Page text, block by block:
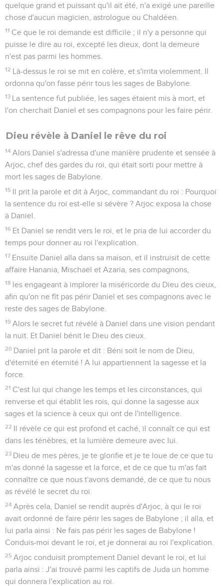
quelque grand et puissant qu'il ait été, n'a exigé une pareille
chose d'aucun magicien, astrologue ou Chaldéen.
11 Ce que le roi demande est difficile ; il n'y a personne qui
puisse le dire au roi, excepté les dieux, dont la demeure
n'est pas parmi les hommes.
12 Là-dessus le roi se mit en colère, et s'irrita violemment. Il
ordonna qu'on fasse périr tous les sages de Babylone.
13 La sentence fut publiée, les sages étaient mis à mort, et
l'on cherchait Daniel et ses compagnons pour les faire périr.
Dieu révèle à Daniel le rêve du roi
14 Alors Daniel s'adressa d'une manière prudente et sensée à
Arjoc, chef des gardes du roi, qui était sorti pour mettre à
mort les sages de Babylone.
15 Il prit la parole et dit à Arjoc, commandant du roi : Pourquoi
la sentence du roi est-elle si sévère ? Arjoc exposa la chose
à Daniel.
16 Et Daniel se rendit vers le roi, et le pria de lui accorder du
temps pour donner au roi l'explication.
17 Ensuite Daniel alla dans sa maison, et il instruisit de cette
affaire Hanania, Mischaël et Azaria, ses compagnons,
18 les engageant à implorer la miséricorde du Dieu des cieux,
afin qu'on ne fît pas périr Daniel et ses compagnons avec le
reste des sages de Babylone.
19 Alors le secret fut révélé à Daniel dans une vision pendant
la nuit. Et Daniel bénit le Dieu des cieux.
20 Daniel prit la parole et dit : Béni soit le nom de Dieu,
d'éternité en éternité ! A lui appartiennent la sagesse et la
force.
21 C'est lui qui change les temps et les circonstances, qui
renverse et qui établit les rois, qui donne la sagesse aux
sages et la science à ceux qui ont de l'intelligence.
22 Il révèle ce qui est profond et caché, il connaît ce qui est
dans les ténèbres, et la lumière demeure avec lui.
23 Dieu de mes pères, je te glorifie et je te loue de ce que tu
m'as donné la sagesse et la force, et de ce que tu m'as fait
connaître ce que nous t'avons demandé, de ce que tu nous
as révélé le secret du roi.
24 Après cela, Daniel se rendit auprès d'Arjoc, à qui le roi
avait ordonné de faire périr les sages de Babylone ; il alla, et
lui parla ainsi : Ne fais pas périr les sages de Babylone !
Conduis-moi devant le roi, et je donnerai au roi l'explication.
25 Arjoc conduisit promptement Daniel devant le roi, et lui
parla ainsi : J'ai trouvé parmi les captifs de Juda un homme
qui donnera l'explication au roi.